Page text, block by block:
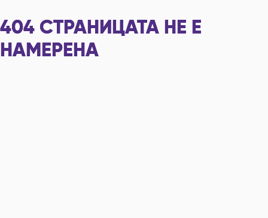
404 СТРАНИЦАТА НЕ Е
НАМЕРЕНА